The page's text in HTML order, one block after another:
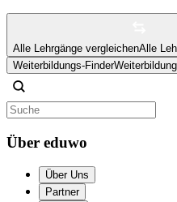
Alle Lehrgänge vergleichenAlle
Weiterbildungs-Finder
Über eduwo
Über Uns
Partner